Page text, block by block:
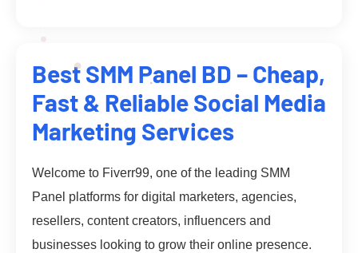
Best SMM Panel BD – Cheap,
Fast & Reliable Social Media
Marketing Services
Welcome to Fiverr99, one of the leading SMM
Panel platforms for digital marketers, agencies,
resellers, content creators, influencers and
businesses looking to grow their online presence.